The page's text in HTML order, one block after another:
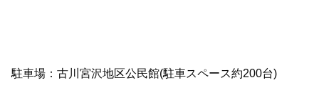
駐車場：古川宮沢地区公民館(駐車スペース約200台)